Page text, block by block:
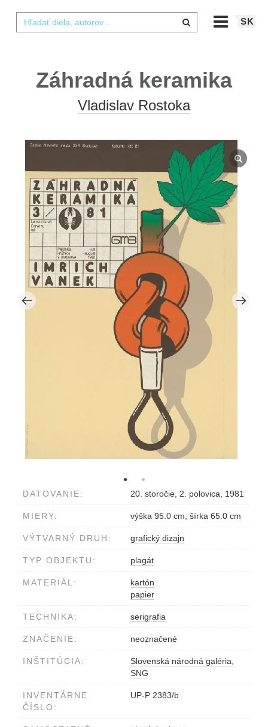
SK
Záhradná keramika
Vladislav Rostoka
DATOVANIE: 20. storočie, 2. polovica, 1981
MIERY: výška 95.0 cm, šírka 65.0 cm
VÝTVARNÝ DRUH: grafický dizajn
TYP OBJEKTU: plagát
MATERIÁL:
kartón
papier
TECHNIKA: serigrafia
ZNAČENIE: neoznačené
INŠTITÚCIA:
Slovenská národná galéria,
SNG
INVENTÁRNE
ČÍSLO:
UP-P 2383/b